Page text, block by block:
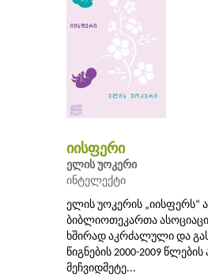
იისფერი
ელის უოკერი
ინტელექტი
ელის უოკერის „იისფერს“
ბიბლიოთეკართა
ხშირად აკრძალული და
წიგნების 2000-2009
მეჩვიდმეტე...